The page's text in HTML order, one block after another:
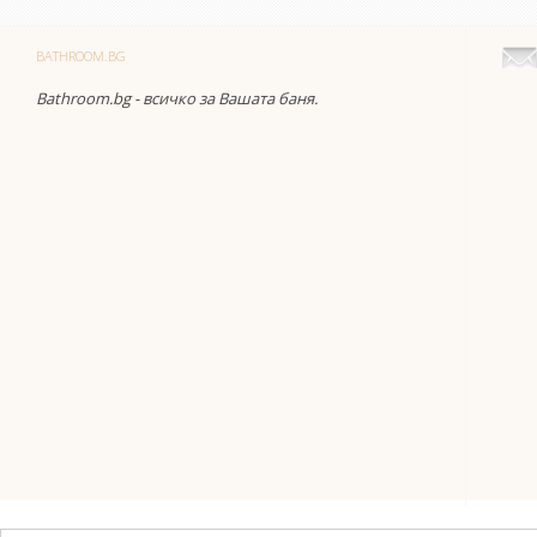
BATHROOM.BG
Bathroom.bg - всичко за Вашата баня.